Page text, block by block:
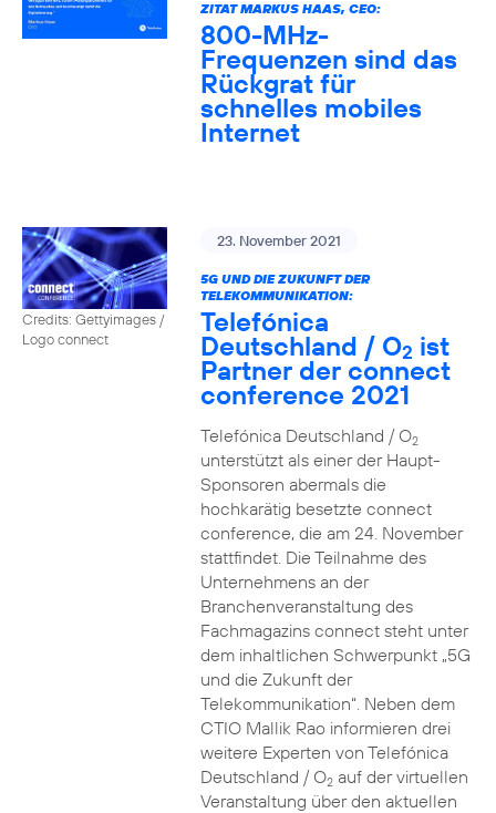
ZITAT MARKUS HAAS, CEO:
800-MHz-
Frequenzen sind das
Rückgrat für
schnelles mobiles
Internet
Credits: Gettyimages /
Logo connect
23. November 2021
5G UND DIE ZUKUNFT DER
TELEKOMMUNIKATION:
Telefónica
Deutschland / O2 ist
Partner der connect
conference 2021
Telefónica Deutschland / O2
unterstützt als einer der Haupt-
Sponsoren abermals die
hochkarätig besetzte connect
conference, die am 24. November
stattfindet. Die Teilnahme des
Unternehmens an der
Branchenveranstaltung des
Fachmagazins connect steht unter
dem inhaltlichen Schwerpunkt „5G
und die Zukunft der
Telekommunikation“. Neben dem
CTIO Mallik Rao informieren drei
weitere Experten von Telefónica
Deutschland / O2auf der virtuellen
Veranstaltung über den aktuellen